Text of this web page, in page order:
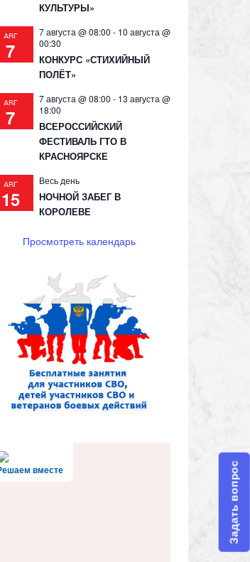
КУЛЬТУРЫ»
АВГ
7
7 августа @ 08:00 - 10 августа @
00:30
КОНКУРС «СТИХИЙНЫЙ
ПОЛЁТ»
АВГ
7
7 августа @ 08:00 - 13 августа @
18:00
ВСЕРОССИЙСКИЙ
ФЕСТИВАЛЬ ГТО В
КРАСНОЯРСКЕ
АВГ
15
Весь день
НОЧНОЙ ЗАБЕГ В
КОРОЛЕВЕ
Просмотреть календарь
вместе Задать вопрос